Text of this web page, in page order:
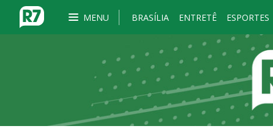
MENU BRASÍLIA ENTRETÊ ESPORTES